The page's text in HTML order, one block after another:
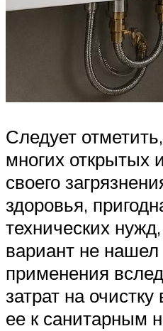
Следует
многих открытых
своего
здоровья,
технических
вариант не нашел
применения
затрат на
ее к санитарным